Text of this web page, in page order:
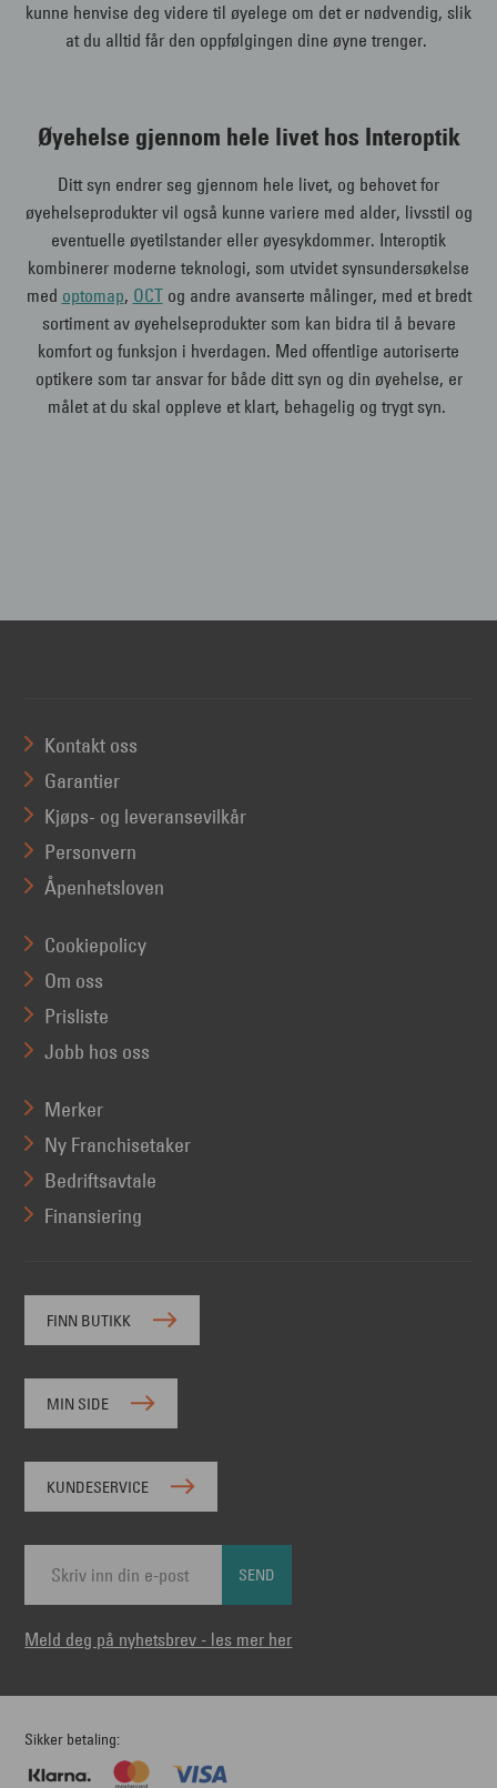
kunne henvise deg videre til øyelege om det er nødvendig, slik
at du alltid får den oppfølgingen dine øyne trenger.
Øyehelse gjennom hele livet hos Interoptik
Ditt syn endrer seg gjennom hele livet, og behovet for
øyehelseprodukter vil også kunne variere med alder, livsstil og
eventuelle øyetilstander eller øyesykdommer. Interoptik
kombinerer moderne teknologi, som utvidet synsundersøkelse
med optomap, OCTog andre avanserte målinger, med et bredt
sortiment av øyehelseprodukter som kan bidra til å bevare
komfort og funksjon i hverdagen. Med offentlige autoriserte
optikere som tar ansvar for både ditt syn og din øyehelse, er
målet at du skal oppleve et klart, behagelig og trygt syn.
Kontakt oss
Garantier
Kjøps- og leveransevilkår
Personvern
Åpenhetsloven
Cookiepolicy
Om oss
Prisliste
Jobb hos oss
Merker
Ny Franchisetaker
Bedriftsavtale
Finansiering
FINN BUTIKK
MIN SIDE
KUNDESERVICE
SEND
Meld deg på nyhetsbrev - les mer her
Sikker betaling